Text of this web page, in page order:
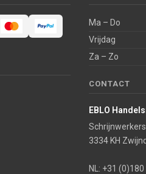
Ma – Do
Vrijdag
Za – Zo
CONTACT
EBLO
3334 KH
NL: +31